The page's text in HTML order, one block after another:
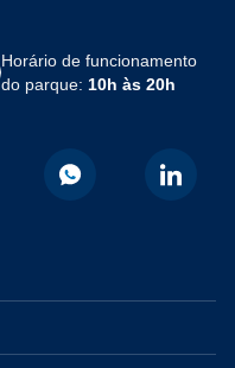
Horário de funcionamento
do parque: 10h às 20h